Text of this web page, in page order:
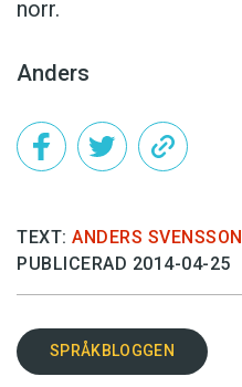
norr.
Anders
TEXT: ANDERS SVENSSON
PUBLICERAD 2014-04-25
SPRÅKBLOGGEN